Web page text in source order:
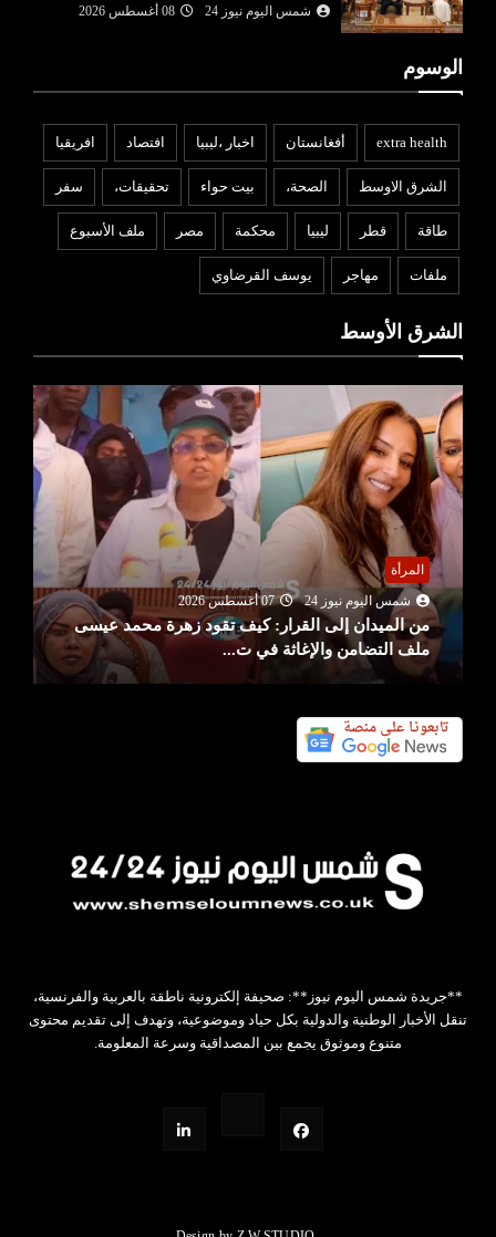
شمس اليوم نيوز 24 08 أغسطس 2026
الوسوم
extra health أفغانستان اخبار ،ليبيا افتصاد افريقيا
الشرق الاوسط الصحة، بيت حواء تحقيقات، سفر
طاقة قطر ليبيا محكمة مصر ملف الأسبوع
ملفات مهاجر يوسف القرضاوي
الشرق الأوسط
المرأة
شمس اليوم نيوز 24
07 أغسطس 2026
من الميدان إلى القرار: كيف تقود زهرة محمد عيسى
ملف التضامن والإغاثة في ت...
**جريدة شمس اليوم نيوز**: صحيفة إلكترونية ناطقة بالعربية والفرنسية،
تنقل الأخبار الوطنية والدولية بكل حياد وموضوعية، وتهدف إلى تقديم محتوى
متنوع وموثوق يجمع بين المصداقية وسرعة المعلومة.